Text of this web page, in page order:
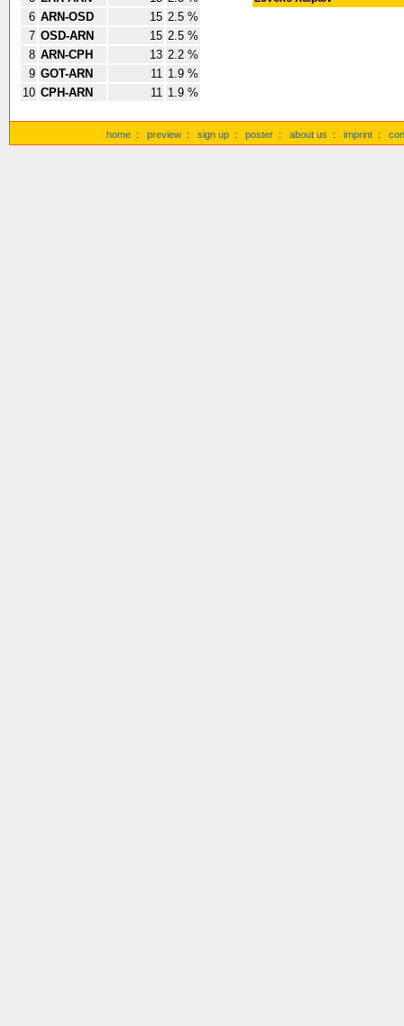
6 ARN-OSD 15 2.5 %
7 OSD-ARN 15 2.5 %
8 ARN-CPH 13 2.2 %
9 GOT-ARN 11 1.9 %
10 CPH-ARN 11 1.9 %
home : preview : sign up : poster : about us : imprint :